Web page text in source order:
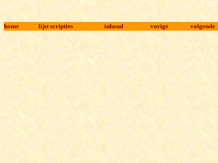
home lijst scripties inhoud vorige volgende